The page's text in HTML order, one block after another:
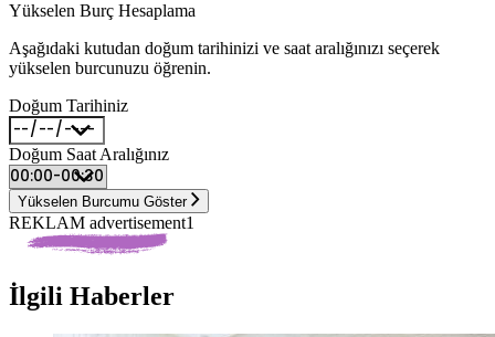
Yükselen Burç Hesaplama
Aşağıdaki kutudan doğum tarihinizi ve saat aralığınızı seçerek
yükselen burcunuzu öğrenin.
Doğum Tarihiniz
Doğum Saat Aralığınız
Yükselen Burcumu Göster
REKLAM advertisement1
İlgili Haberler